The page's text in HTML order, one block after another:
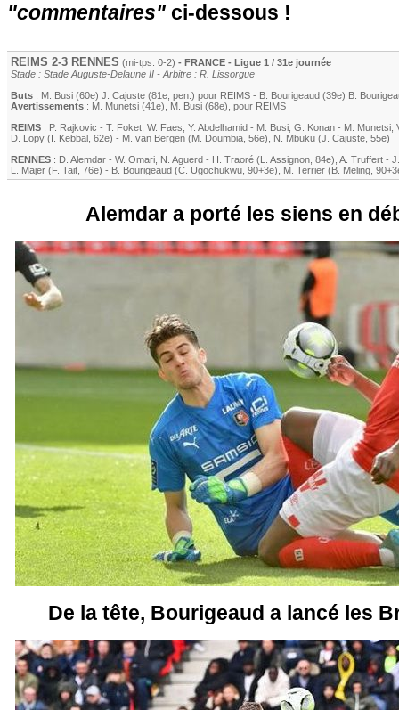
"commentaires" ci-dessous !
REIMS 2-3 RENNES (mi-tps: 0-2) - FRANCE - Ligue 1 / 31e journée
Stade : Stade Auguste-Delaune II - Arbitre : R. Lissorgue
Buts : M. Busi (60e) J. Cajuste (81e, pen.) pour REIMS - B. Bourigeaud (39e) B.
Avertissements : M. Munetsi (41e) M. Busi (68e) , pour REIMS
REIMS : P. Rajkovic - T. Foket W. Faes Y. Abdelhamid - M. Busi G. Konan - M. Munetsi
D. Lopy (I. Kebbal , 62e) - M. van Bergen (M. Doumbia , 56e) N. Mbuku (J. Cajuste , 55e)
RENNES : D. Alemdar - W. Omari N. Aguerd - H. Traoré (L. Assignon , 84e) A. Truffert -
L. Majer (F. Tait , 76e) - B. Bourigeaud (C. Ugochukwu , 90+3e) M. Terrier (B. Meling ,
Alemdar a porté les siens en
De la tête, Bourigeaud a lancé les